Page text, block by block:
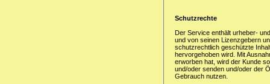
Schutzrechte
Der Service enthält urheber-
und von seinen Lizenzgebern
schutzrechtlich geschützte
hervorgehoben wird. Mit
erworben hat, wird der Kunde
und/oder senden und/oder der
Gebrauch nutzen.